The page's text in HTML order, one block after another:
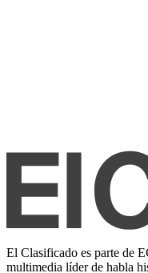
El Clasificado es parte de
multimedia líder de habla